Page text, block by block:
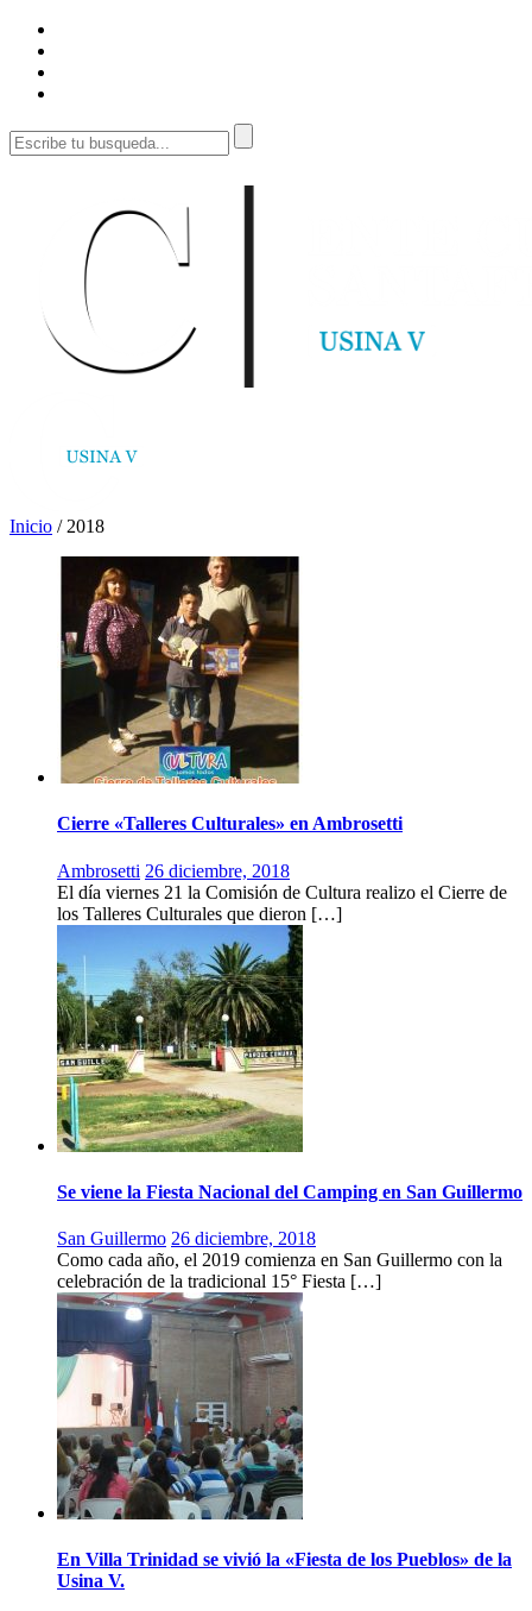
Inicio / 2018
Cierre «Talleres Culturales» en Ambrosetti
Ambrosetti 26 diciembre, 2018
El día viernes 21 la Comisión de Cultura realizo el Cierre de
los Talleres Culturales que dieron […]
Se viene la Fiesta Nacional del Camping en San Guillermo
San Guillermo 26 diciembre, 2018
Como cada año, el 2019 comienza en San Guillermo con la
celebración de la tradicional 15° Fiesta […]
En Villa Trinidad se vivió la «Fiesta de los Pueblos» de la
Usina V.